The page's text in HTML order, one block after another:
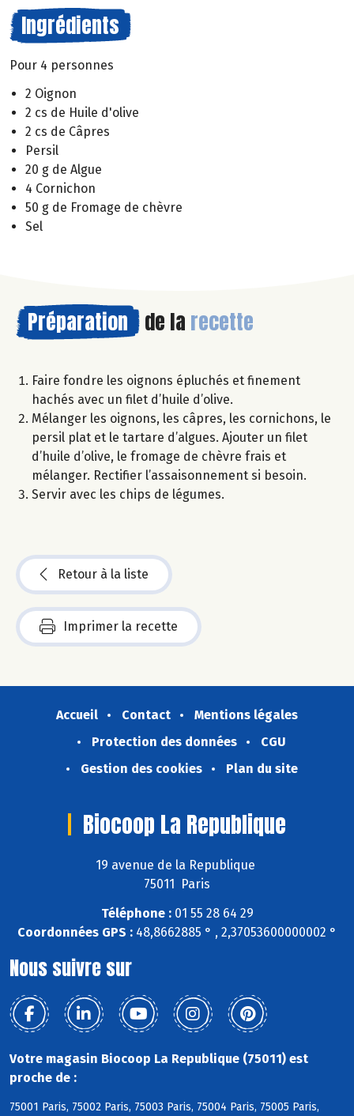
Ingrédients
Pour 4 personnes
2 Oignon
2 cs de Huile d'olive
2 cs de Câpres
Persil
20 g de Algue
4 Cornichon
50 g de Fromage de chèvre
Sel
Préparation de la recette
Faire fondre les oignons épluchés et finement
hachés avec un filet d’huile d’olive.
Mélanger les oignons, les câpres, les cornichons, le
persil plat et le tartare d’algues. Ajouter un filet
d’huile d’olive, le fromage de chèvre frais et
mélanger. Rectifier l’assaisonnement si besoin.
Servir avec les chips de légumes.
Retour à la liste
Imprimer la recette
Accueil Contact
Mentions légales
Protection des données
CGU
Gestion des cookies
Plan du site
Biocoop La Republique
19 avenue de la Republique
75011 Paris
Téléphone :01 55 28 64 29
Coordonnées GPS : 48,8662885 ° , 2,37053600000002 °
Nous suivre sur
Votre magasin Biocoop La Republique (75011) est
proche de :
75001 Paris, 75002 Paris, 75003 Paris, 75004 Paris, 75005 Paris,